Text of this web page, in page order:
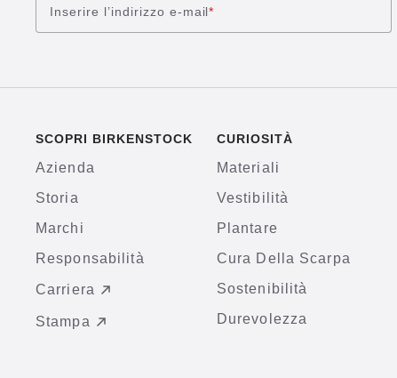
Inserire l’indirizzo e-mail*
SCOPRI BIRKENSTOCK
Azienda
Storia
Marchi
Responsabilità
Carriera
Stampa
CURIOSITÀ
Materiali
Vestibilità
Plantare
Cura Della Scarpa
Sostenibilità
Durevolezza